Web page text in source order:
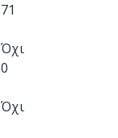
71
Όχι
0
Όχι